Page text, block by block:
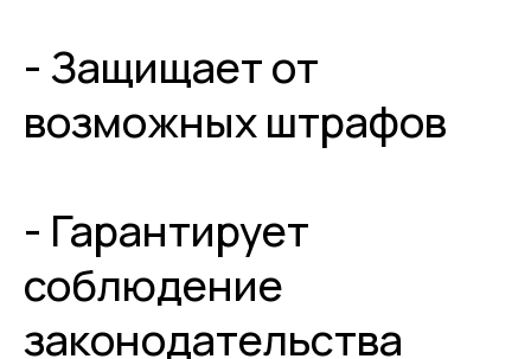
- Защищает от
возможных штрафов
- Гарантирует
соблюдение
законодательства